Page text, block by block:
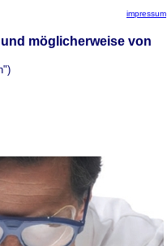
impressum
möglicherweise von